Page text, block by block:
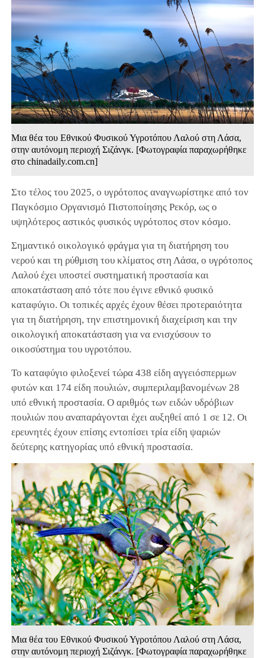
Μια θέα του Εθνικού Φυσικού Υγροτόπου Λαλού στη Λάσα,
στην αυτόνομη περιοχή Σιζάνγκ. [Φωτογραφία παραχωρήθηκε
στο chinadaily.com.cn]
Στο τέλος του 2025, ο υγρότοπος αναγνωρίστηκε από τον
Παγκόσμιο Οργανισμό Πιστοποίησης Ρεκόρ, ως ο
υψηλότερος αστικός φυσικός υγρότοπος στον κόσμο.
Σημαντικό οικολογικό φράγμα για τη διατήρηση του
νερού και τη ρύθμιση του κλίματος στη Λάσα, ο υγρότοπος
Λαλού έχει υποστεί συστηματική προστασία και
αποκατάσταση από τότε που έγινε εθνικό φυσικό
καταφύγιο. Οι τοπικές αρχές έχουν θέσει προτεραιότητα
για τη διατήρηση, την επιστημονική διαχείριση και την
οικολογική αποκατάσταση για να ενισχύσουν το
οικοσύστημα του υγροτόπου.
Το καταφύγιο φιλοξενεί τώρα 438 είδη αγγειόσπερμων
φυτών και 174 είδη πουλιών, συμπεριλαμβανομένων 28
υπό εθνική προστασία. Ο αριθμός των ειδών υδρόβιων
πουλιών που αναπαράγονται έχει αυξηθεί από 1 σε 12. Οι
ερευνητές έχουν επίσης εντοπίσει τρία είδη ψαριών
δεύτερης κατηγορίας υπό εθνική προστασία.
Μια θέα του Εθνικού Φυσικού Υγροτόπου Λαλού στη Λάσα,
στην αυτόνομη περιοχή Σιζάνγκ. [Φωτογραφία παραχωρήθηκε